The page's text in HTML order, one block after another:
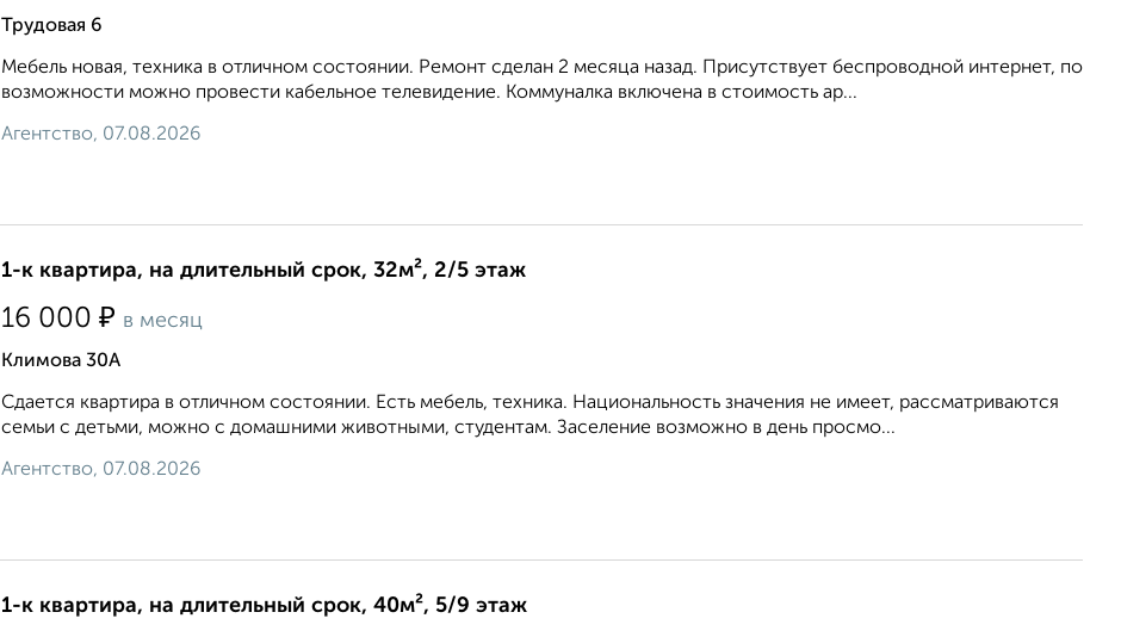
Трудовая 6
Мебель новая, техника в отличном состоянии. Ремонт сделан 2 месяца назад. Присутствует беспроводной интернет, по
возможности можно провести кабельное телевидение. Коммуналка включена в стоимость ар...
Агентство, 07.08.2026
1-к квартира, на длительный срок, 32м², 2/5 этаж
16 000 ₽ в месяц
Климова 30А
Сдается квартира в отличном состоянии. Есть мебель, техника. Национальность значения не имеет, рассматриваются
семьи с детьми, можно с домашними животными, студентам. Заселение возможно в день просмо...
Агентство, 07.08.2026
1-к квартира, на длительный срок, 40м², 5/9 этаж